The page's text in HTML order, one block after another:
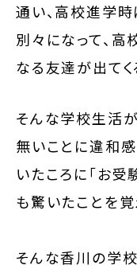
通い、高校進学
別々になって、高
なる友達が出てくる
そんな学校生活
無いことに違和
いたころに「お受
も驚いたことを覚
そんな香川の学